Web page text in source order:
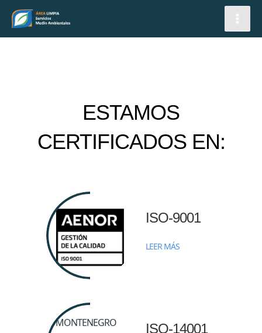
ESTAMOS
CERTIFICADOS EN:
ISO-9001
LEER MÁS
ISO-14001